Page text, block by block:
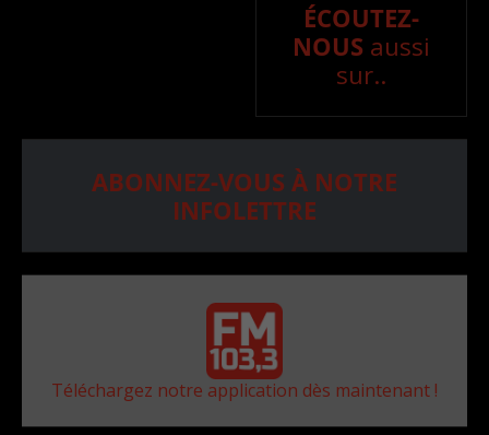
ÉCOUTEZ-
NOUS aussi
sur..
ABONNEZ-VOUS À NOTRE
INFOLETTRE
Téléchargez notre application dès maintenant !